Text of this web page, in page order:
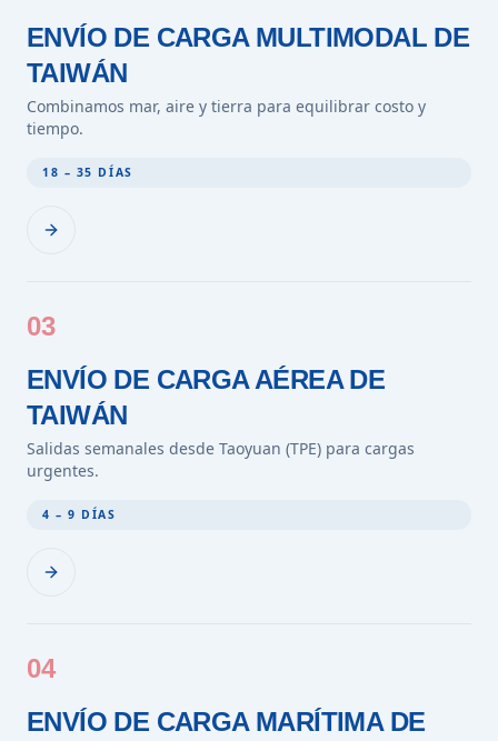
ENVÍO DE CARGA MULTIMODAL DE
TAIWÁN
Combinamos mar, aire y tierra para equilibrar costo y
tiempo.
18 – 35 DÍAS
03
ENVÍO DE CARGA AÉREA DE
TAIWÁN
Salidas semanales desde Taoyuan (TPE) para cargas
urgentes.
4 – 9 DÍAS
04
ENVÍO DE CARGA MARÍTIMA DE